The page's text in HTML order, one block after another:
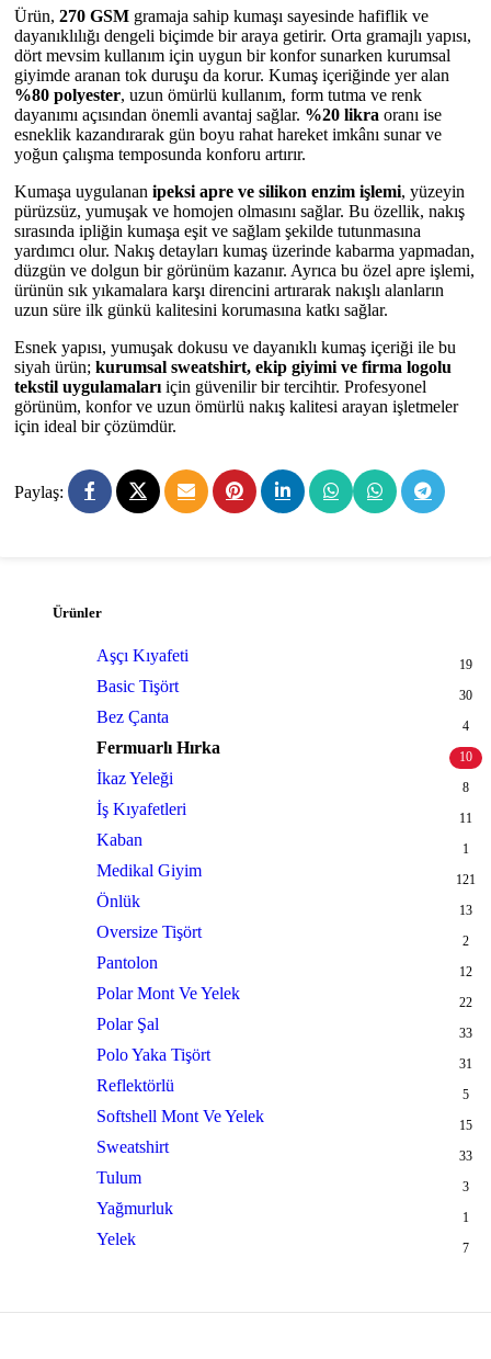
Ürün, 270 GSM gramaja sahip kumaşı sayesinde hafiflik ve
dayanıklılığı dengeli biçimde bir araya getirir. Orta gramajlı yapısı,
dört mevsim kullanım için uygun bir konfor sunarken kurumsal
giyimde aranan tok duruşu da korur. Kumaş içeriğinde yer alan
%80 polyester, uzun ömürlü kullanım, form tutma ve renk
dayanımı açısından önemli avantaj sağlar. %20 likra oranı ise
esneklik kazandırarak gün boyu rahat hareket imkânı sunar ve
yoğun çalışma temposunda konforu artırır.
Kumaşa uygulanan ipeksi apre ve silikon enzim işlemi, yüzeyin
pürüzsüz, yumuşak ve homojen olmasını sağlar. Bu özellik, nakış
sırasında ipliğin kumaşa eşit ve sağlam şekilde tutunmasına
yardımcı olur. Nakış detayları kumaş üzerinde kabarma yapmadan,
düzgün ve dolgun bir görünüm kazanır. Ayrıca bu özel apre işlemi,
ürünün sık yıkamalara karşı direncini artırarak nakışlı alanların
uzun süre ilk günkü kalitesini korumasına katkı sağlar.
Esnek yapısı, yumuşak dokusu ve dayanıklı kumaş içeriği ile bu
siyah ürün; kurumsal sweatshirt, ekip giyimi ve firma logolu
tekstil uygulamalarıiçin güvenilir bir tercihtir. Profesyonel
görünüm, konfor ve uzun ömürlü nakış kalitesi arayan işletmeler
için ideal bir çözümdür.
Paylaş:
Ürünler
Aşçı Kıyafeti 19
Basic Tişört 30
Bez Çanta 4
Fermuarlı Hırka 10
İkaz Yeleği 8
İş Kıyafetleri 11
Kaban 1
Medikal Giyim 121
Önlük 13
Oversize Tişört 2
Pantolon 12
Polar Mont Ve Yelek 22
Polar Şal 33
Polo Yaka Tişört 31
Reflektörlü 5
Softshell Mont Ve Yelek 15
Sweatshirt 33
Tulum 3
Yağmurluk 1
Yelek 7